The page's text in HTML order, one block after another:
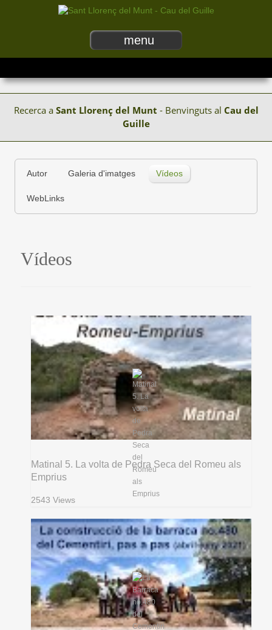
menu
Recerca a Sant Llorenç del Munt - Benvinguts al Cau del
Guille
Autor Galeria d'imatges Vídeos
WebLinks
Vídeos
Matinal 5. La volta de Pedra Seca del Romeu als
Emprius
2543 Views